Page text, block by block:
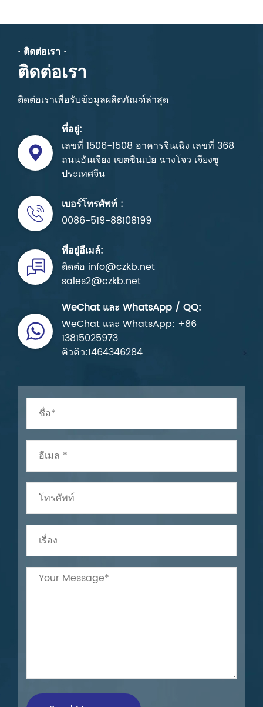
· ติดต่อเรา ·
ติดต่อเรา
ติดต่อเราเพื่อรับข้อมูลผลิตภัณฑ์ล่าสุด
ที่อยู่:
เลขที่ 1506-1508 อาคารจินเฉิง เลขที่ 368
ถนนฮันเจียง เขตซินเป่ย ฉางโจว เจียงซู
ประเทศจีน
เบอร์โทรศัพท์ :
0086-519-88108199
ที่อยู่อีเมล์:
ติดต่อ info@czkb.net
sales2@czkb.net
WeChat และ WhatsApp / QQ:
WeChat และ WhatsApp: +86
13815025973
คิวคิว:1464346284